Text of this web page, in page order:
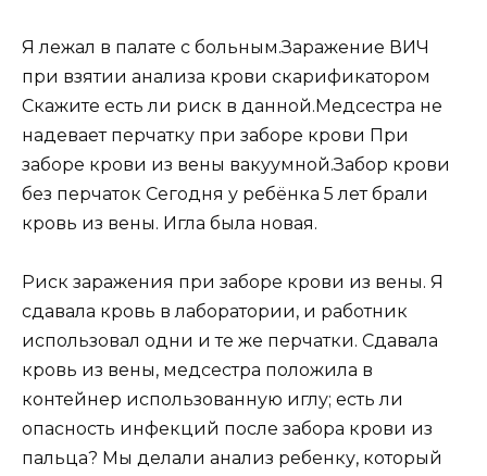
Я лежал в палате с больным.Заражение ВИЧ
при взятии анализа крови скарификатором
Скажите есть ли риск в данной.Медсестра не
надевает перчатку при заборе крови При
заборе крови из вены вакуумной.Забор крови
без перчаток Сегодня у ребёнка 5 лет брали
кровь из вены. Игла была новая.
Риск заражения при заборе крови из вены. Я
сдавала кровь в лаборатории, и работник
использовал одни и те же перчатки. Сдавала
кровь из вены, медсестра положила в
контейнер использованную иглу; есть ли
опасность инфекций после забора крови из
пальца? Мы делали анализ ребенку, который